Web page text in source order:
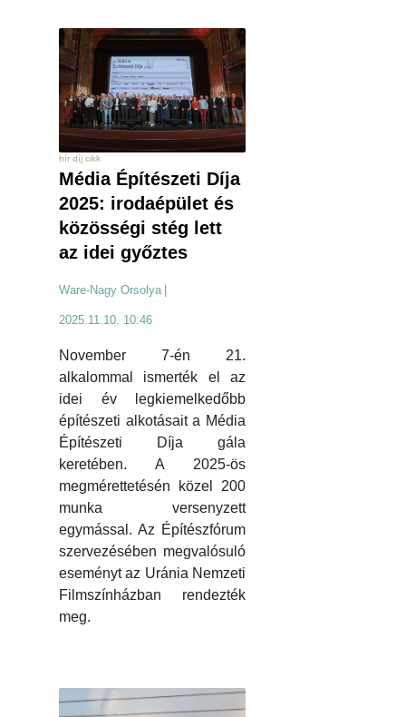
hír díj cikk
Média Építészeti Díja
2025: irodaépület és
közösségi stég lett
az idei győztes
Ware-Nagy Orsolya
2025.11.10. 10:46
November 7-én 21.
alkalommal ismerték el az
idei év legkiemelkedőbb
építészeti alkotásait a Média
Építészeti Díja gála
keretében. A 2025-ös
megmérettetésén közel 200
munka versenyzett
egymással. Az Építészfórum
szervezésében megvalósuló
eseményt az Uránia Nemzeti
Filmszínházban rendezték
meg.